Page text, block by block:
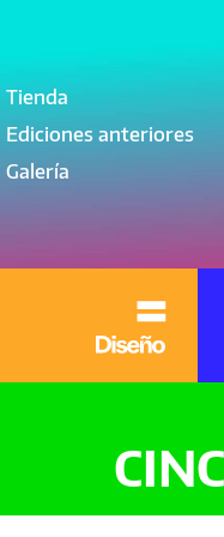
Navegación
Tienda
Ediciones anteriores
Galería